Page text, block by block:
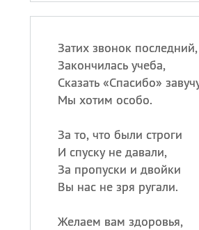
Затих звонок последний,
Закончилась учеба,
Сказать «Спасибо»
Мы хотим особо.
За то, что были строги
И спуску не давали,
За пропуски и двойки
Вы нас не зря ругали.
Желаем вам здоровья,